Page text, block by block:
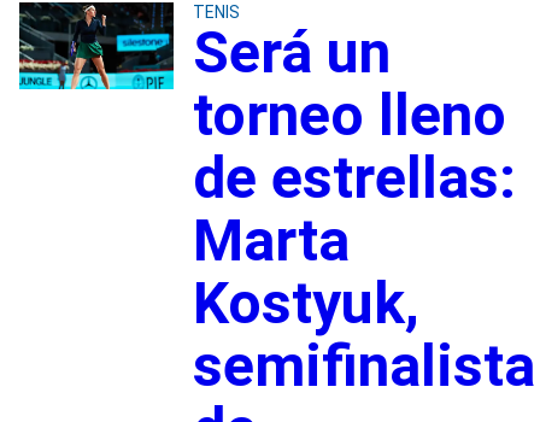
TENIS
Será un
torneo lleno
de estrellas:
Marta
Kostyuk,
semifinalista